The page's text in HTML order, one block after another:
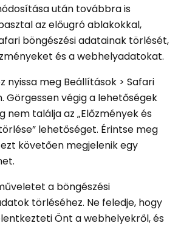
után továbbra is
az előugró ablakokkal,
böngészési adatainak törlését,
és a webhelyadatokat.
nyissa meg Beállítások > Safari
Görgessen végig a lehetőségek
nem találja az „Előzmények és
lehetőséget. Érintse meg
követően megjelenik egy
a böngészési
törléséhez. Ne feledje, hogy
Önt a webhelyekről, és